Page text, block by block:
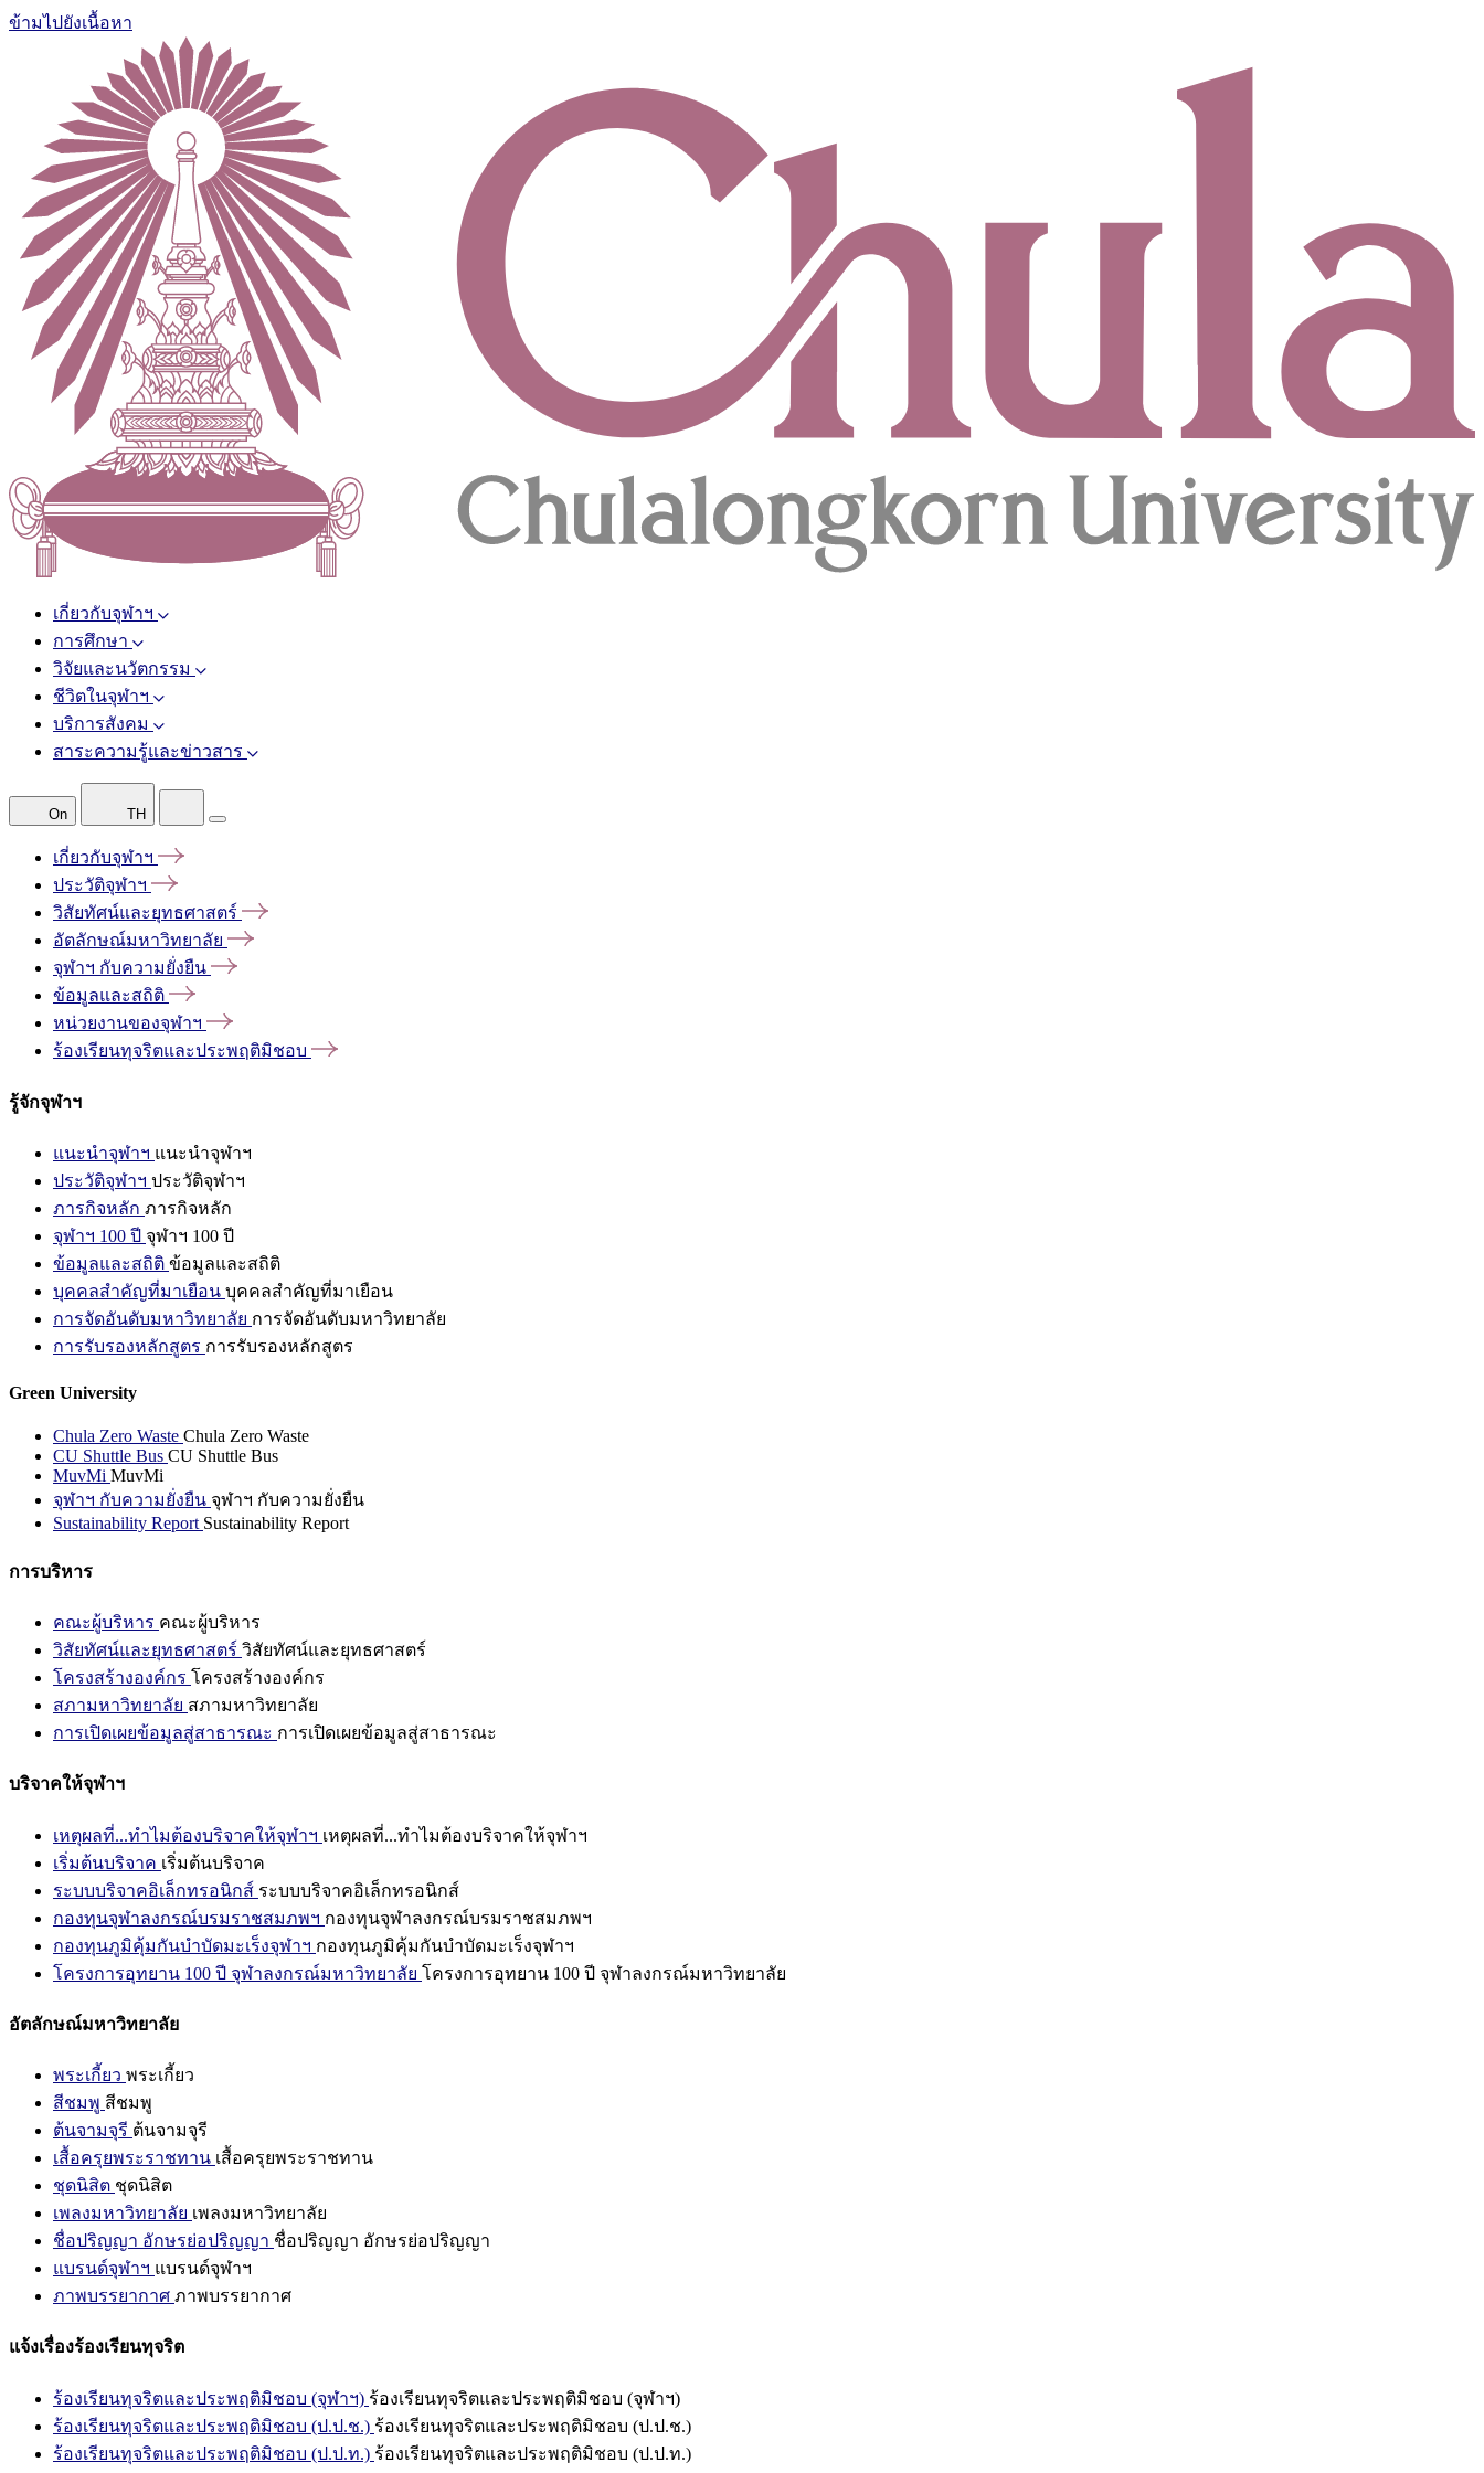
ข้ามไปยังเนื้อหา
เกี่ยวกับจุฬาฯ
การศึกษา
วิจัยและนวัตกรรม
ชีวิตในจุฬาฯ
บริการสังคม
สาระความรู้และข่าวสาร
On TH
เกี่ยวกับจุฬาฯ
ประวัติจุฬาฯ
วิสัยทัศน์และยุทธศาสตร์
อัตลักษณ์มหาวิทยาลัย
จุฬาฯ กับความยั่งยืน
ข้อมูลและสถิติ
หน่วยงานของจุฬาฯ
ร้องเรียนทุจริตและประพฤติมิชอบ
รู้จักจุฬาฯ
แนะนำจุฬาฯ แนะนำจุฬาฯ
ประวัติจุฬาฯ ประวัติจุฬาฯ
ภารกิจหลัก ภารกิจหลัก
จุฬาฯ 100 ปี จุฬาฯ 100 ปี
ข้อมูลและสถิติ ข้อมูลและสถิติ
บุคคลสำคัญที่มาเยือน บุคคลสำคัญที่มาเยือน
การจัดอันดับมหาวิทยาลัย การจัดอันดับมหาวิทยาลัย
การรับรองหลักสูตร การรับรองหลักสูตร
Green University
Chula Zero Waste Chula Zero Waste
CU Shuttle Bus CU Shuttle Bus
MuvMi MuvMi
จุฬาฯ กับความยั่งยืน จุฬาฯ กับความยั่งยืน
Sustainability Report Sustainability Report
การบริหาร
คณะผู้บริหาร คณะผู้บริหาร
วิสัยทัศน์และยุทธศาสตร์ วิสัยทัศน์และยุทธศาสตร์
โครงสร้างองค์กร โครงสร้างองค์กร
สภามหาวิทยาลัย สภามหาวิทยาลัย
การเปิดเผยข้อมูลสู่สาธารณะ การเปิดเผยข้อมูลสู่สาธารณะ
บริจาคให้จุฬาฯ
เหตุผลที่...ทำไมต้องบริจาคให้จุฬาฯ เหตุผลที่...ทำไมต้องบริจาคให้จุฬาฯ
เริ่มต้นบริจาค เริ่มต้นบริจาค
ระบบบริจาคอิเล็กทรอนิกส์ ระบบบริจาคอิเล็กทรอนิกส์
กองทุนจุฬาลงกรณ์บรมราชสมภพฯ กองทุนจุฬาลงกรณ์บรมราชสมภพฯ
กองทุนภูมิคุ้มกันบำบัดมะเร็งจุฬาฯ กองทุนภูมิคุ้มกันบำบัดมะเร็งจุฬาฯ
โครงการอุทยาน 100 ปี จุฬาลงกรณ์มหาวิทยาลัย โครงการอุทยาน 100 ปี จุฬาลงกรณ์มหาวิทยาลัย
อัตลักษณ์มหาวิทยาลัย
พระเกี้ยว พระเกี้ยว
สีชมพู สีชมพู
ต้นจามจุรี ต้นจามจุรี
เสื้อครุยพระราชทาน เสื้อครุยพระราชทาน
ชุดนิสิต ชุดนิสิต
เพลงมหาวิทยาลัย เพลงมหาวิทยาลัย
ชื่อปริญญา อักษรย่อปริญญา ชื่อปริญญา อักษรย่อปริญญา
แบรนด์จุฬาฯ แบรนด์จุฬาฯ
ภาพบรรยากาศ ภาพบรรยากาศ
แจ้งเรื่องร้องเรียนทุจริต
ร้องเรียนทุจริตและประพฤติมิชอบ (จุฬาฯ) ร้องเรียนทุจริตและประพฤติมิชอบ (จุฬาฯ)
ร้องเรียนทุจริตและประพฤติมิชอบ (ป.ป.ช.) ร้องเรียนทุจริตและประพฤติมิชอบ (ป.ป.ช.)
ร้องเรียนทุจริตและประพฤติมิชอบ (ป.ป.ท.) ร้องเรียนทุจริตและประพฤติมิชอบ (ป.ป.ท.)